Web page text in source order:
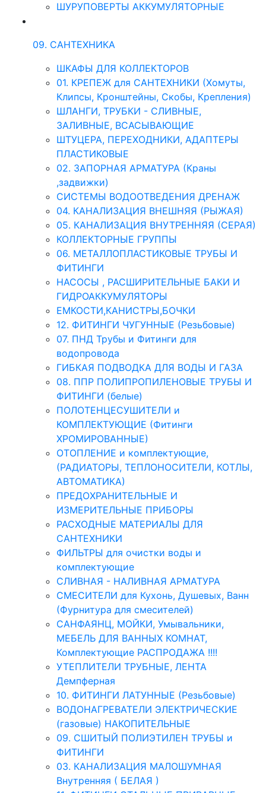
ШУРУПОВЕРТЫ АККУМУЛЯТОРНЫЕ
09. САНТЕХНИКА
ШКАФЫ ДЛЯ КОЛЛЕКТОРОВ
01. КРЕПЕЖ для САНТЕХНИКИ (Хомуты,
Клипсы, Кронштейны, Скобы, Крепления)
ШЛАНГИ, ТРУБКИ - СЛИВНЫЕ,
ЗАЛИВНЫЕ, ВСАСЫВАЮЩИЕ
ШТУЦЕРА, ПЕРЕХОДНИКИ, АДАПТЕРЫ
ПЛАСТИКОВЫЕ
02. ЗАПОРНАЯ АРМАТУРА (Краны
,задвижки)
СИСТЕМЫ ВОДООТВЕДЕНИЯ ДРЕНАЖ
04. КАНАЛИЗАЦИЯ ВНЕШНЯЯ (РЫЖАЯ)
05. КАНАЛИЗАЦИЯ ВНУТРЕННЯЯ (СЕРАЯ)
КОЛЛЕКТОРНЫЕ ГРУППЫ
06. МЕТАЛЛОПЛАСТИКОВЫЕ ТРУБЫ И
ФИТИНГИ
НАСОСЫ , РАСШИРИТЕЛЬНЫЕ БАКИ И
ГИДРОАККУМУЛЯТОРЫ
ЕМКОСТИ,КАНИСТРЫ,БОЧКИ
12. ФИТИНГИ ЧУГУННЫЕ (Резьбовые)
07. ПНД Трубы и Фитинги для
водопровода
ГИБКАЯ ПОДВОДКА ДЛЯ ВОДЫ И ГАЗА
08. ППР ПОЛИПРОПИЛЕНОВЫЕ ТРУБЫ И
ФИТИНГИ (белые)
ПОЛОТЕНЦЕСУШИТЕЛИ и
КОМПЛЕКТУЮЩИЕ (Фитинги
ХРОМИРОВАННЫЕ)
ОТОПЛЕНИЕ и комплектующие,
(РАДИАТОРЫ, ТЕПЛОНОСИТЕЛИ, КОТЛЫ,
АВТОМАТИКА)
ПРЕДОХРАНИТЕЛЬНЫЕ И
ИЗМЕРИТЕЛЬНЫЕ ПРИБОРЫ
РАСХОДНЫЕ МАТЕРИАЛЫ ДЛЯ
САНТЕХНИКИ
ФИЛЬТРЫ для очистки воды и
комплектующие
СЛИВНАЯ - НАЛИВНАЯ АРМАТУРА
СМЕСИТЕЛИ для Кухонь, Душевых, Ванн
(Фурнитура для смесителей)
САНФАЯНЦ, МОЙКИ, Умывальники,
МЕБЕЛЬ ДЛЯ ВАННЫХ КОМНАТ,
Комплектующие РАСПРОДАЖА !!!!
УТЕПЛИТЕЛИ ТРУБНЫЕ, ЛЕНТА
Демпферная
10. ФИТИНГИ ЛАТУННЫЕ (Резьбовые)
ВОДОНАГРЕВАТЕЛИ ЭЛЕКТРИЧЕСКИЕ
(газовые) НАКОПИТЕЛЬНЫЕ
09. СШИТЫЙ ПОЛИЭТИЛЕН ТРУБЫ и
ФИТИНГИ
03. КАНАЛИЗАЦИЯ МАЛОШУМНАЯ
Внутренняя ( БЕЛАЯ )